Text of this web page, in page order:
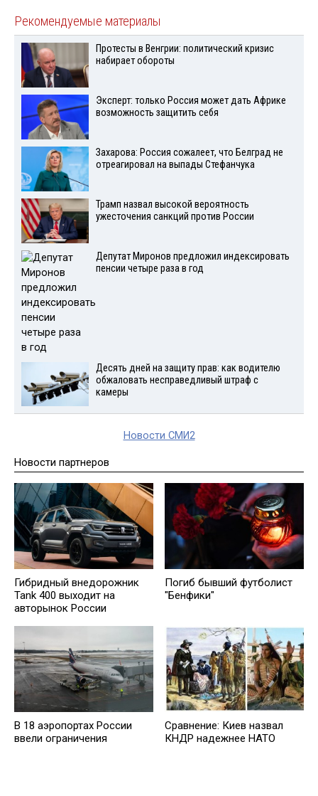
Рекомендуемые материалы
Протесты в Венгрии: политический кризис
набирает обороты
Эксперт: только Россия может дать Африке
возможность защитить себя
Захарова: Россия сожалеет, что Белград не
отреагировал на выпады Стефанчука
Трамп назвал высокой вероятность
ужесточения санкций против России
Депутат Миронов предложил индексировать
пенсии четыре раза в год
Десять дней на защиту прав: как водителю
обжаловать несправедливый штраф с
камеры
Новости СМИ2
Новости партнеров
Гибридный внедорожник
Tank 400 выходит на
авторынок России
Погиб бывший футболист
"Бенфики"
В 18 аэропортах России
ввели ограничения
Сравнение: Киев назвал
КНДР надежнее НАТО